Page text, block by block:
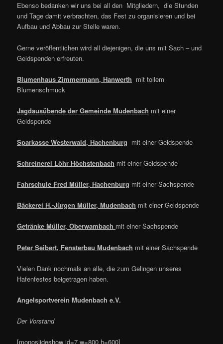
Ebenso bedanken wir uns bei all den Mitgliedern, die Stunden
und Tage damit verbrachten, das Fest zu organisieren und bei
Aufbau und Abbau zur Stelle waren.
Gerne veröffentlichen wird all diejenigen, die uns mit Sach – und
Geldspenden erfreuten.
Blumenhaus Zimmermann, Hanwerth mit tollem
Blumenschmuck
Jagdausübende der Gemeinde Mudenbach mit einer
Geldspende
Sparkasse Westerwald, Hachenburg mit einer Geldspende
Schreinerei Löhr Höchstenbach mit einer Geldspende
Fahrschule Fred Müller, Hachenburg mit einer Sachspende
Bäckerei H.-Jürgen Müller, Mudenbach mit einer Geldspende
Getränke Müller, Oberwambach mit einer Sachspende
Peter Seibert, Fensterbau Mudenbach mit einer Sachspende
Vielen Dank nochmals an alle, die zum Gelingen unseres
Hafenfestes beigetragen haben.
Angelsportverein Mudenbach e.V.
Der Vorstand
[monoslideshow id=7 w=800 h=600]